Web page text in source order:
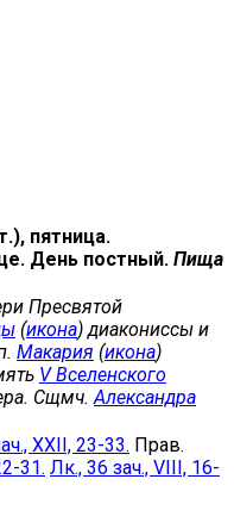
пятница.
День постный. Пища
Пресвятой
(икона) диакониссы и
Макария (икона)
V Вселенского
Сщмч. Александра
XXII, 23-33. Прав.
31. Лк., 36 зач., VIII, 16-